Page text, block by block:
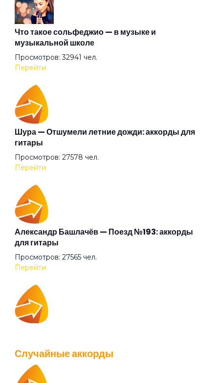
Девушка
Девушкам
Демобилизация
Династия
Доля солдатская
Дурак
Дураки
Звездная болезнь
Здравствуйте
Из чего же
Что такое сольфеджио — в музыке и
музыкальной школе
Просмотров: 32941 чел.
Перейти
Шура — Отшумели летние дожди: аккорды для
гитары
Просмотров: 27578 чел.
Перейти
Александр Башлачёв — Поезд №193: аккорды
для гитары
Просмотров: 27565 чел.
Перейти
Перейти
Случайные аккорды